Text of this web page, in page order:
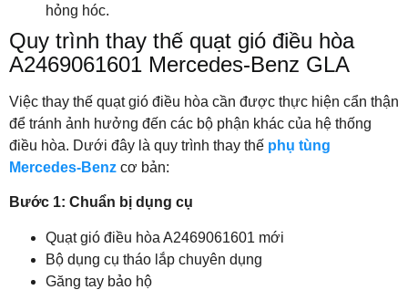
hỏng hóc.
Quy trình thay thế quạt gió điều hòa
A2469061601 Mercedes-Benz GLA
Việc thay thế quạt gió điều hòa cần được thực hiện cẩn thận
để tránh ảnh hưởng đến các bộ phận khác của hệ thống
điều hòa. Dưới đây là quy trình thay thế phụ tùng
Mercedes-Benz cơ bản:
Bước 1: Chuẩn bị dụng cụ
Quạt gió điều hòa A2469061601 mới
Bộ dụng cụ tháo lắp chuyên dụng
Găng tay bảo hộ